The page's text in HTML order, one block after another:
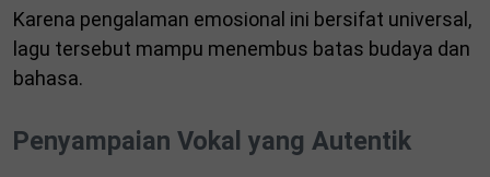
Karena pengalaman emosional ini bersifat universal,
lagu tersebut mampu menembus batas budaya dan
bahasa.
Penyampaian Vokal yang Autentik